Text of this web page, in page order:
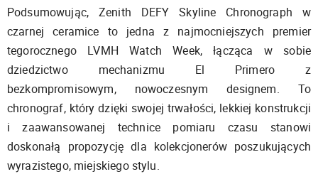
Podsumowując, Zenith DEFY Skyline Chronograph w
czarnej ceramice to jedna z najmocniejszych premier
tegorocznego LVMH Watch Week, łącząca w sobie
dziedzictwo mechanizmu El Primero z
bezkompromisowym, nowoczesnym designem. To
chronograf, który dzięki swojej trwałości, lekkiej konstrukcji
i zaawansowanej technice pomiaru czasu stanowi
doskonałą propozycję dla kolekcjonerów poszukujących
wyrazistego, miejskiego stylu.